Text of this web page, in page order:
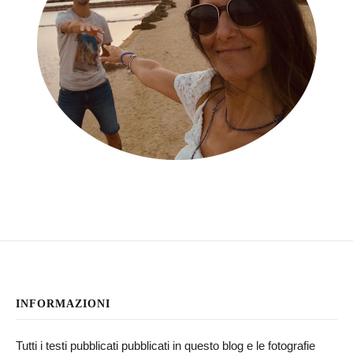
INFORMAZIONI
Tutti i testi pubblicati pubblicati in questo blog e le fotografie